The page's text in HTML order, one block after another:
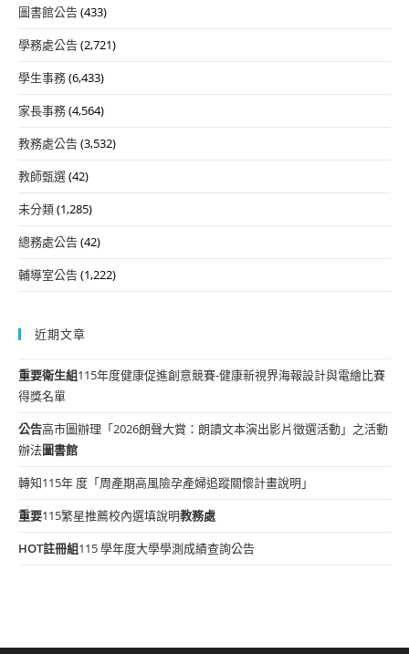
圖書館公告(433)
學務處公告(2,721)
學生事務(6,433)
家長事務(4,564)
教務處公告(3,532)
教師甄選(42)
未分類(1,285)
總務處公告(42)
輔導室公告(1,222)
近期文章
重要衛生組115年度健康促進創意競賽-健康新視界海報設計與電繪比賽
得獎名單
公告高市圖辦理「2026朗聲大賞：朗讀文本演出影片徵選活動」之活動
辦法圖書館
轉知115年 度「周產期高風險孕產婦追蹤關懷計畫說明」
重要115繁星推薦校內選填說明教務處
HOT註冊組115 學年度大學學測成績查詢公告